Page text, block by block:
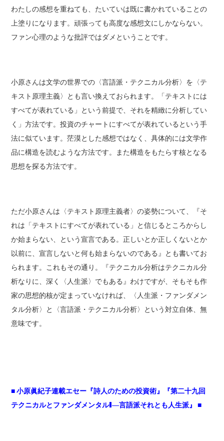
わたしの感想を重ねても、たいていは既に書かれていることの
上塗りになります。頑張っても高度な感想文にしかならない。
ファン心理のような批評ではダメということです。
小原さんは文学の世界での〈言語派・テクニカル分析〉を〈テ
キスト原理主義〉とも言い換えておられます。「テキストには
すべてが表れている」という前提で、それを精緻に分析してい
く」方法です。投資のチャートにすべてが表れているという手
法に似ています。茫漠とした感想ではなく、具体的には文学作
品に構造を読むような方法です。また構造をもたらす核となる
思想を探る方法です。
ただ小原さんは〈テキスト原理主義者〉の姿勢について、『そ
れは「テキストにすべてが表れている」と信じるところからし
か始まらない、という宣言である。正しいとか正しくないとか
以前に、宣言しないと何も始まらないのである』とも書いてお
られます。これもその通り。『テクニカル分析はテクニカル分
析なりに、深く〈人生派〉でもある』わけですが、そもそも作
家の思想的核が定まっていなければ、〈人生派・ファンダメン
タル分析〉と〈言語派・テクニカル分析〉という対立自体、無
意味です。
■ 小原眞紀子連載エセー『詩人のための投資術』『第二十九回
テクニカルとファンダメンタルI―言語派それとも人生派』 ■